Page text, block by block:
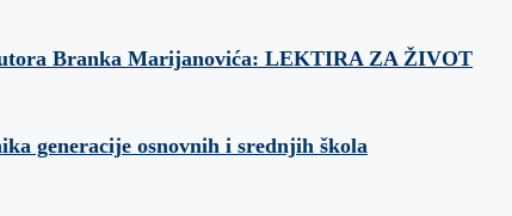
Branka Marijanovića: LEKTIRA ZA ŽIVOT
generacije osnovnih i srednjih škola